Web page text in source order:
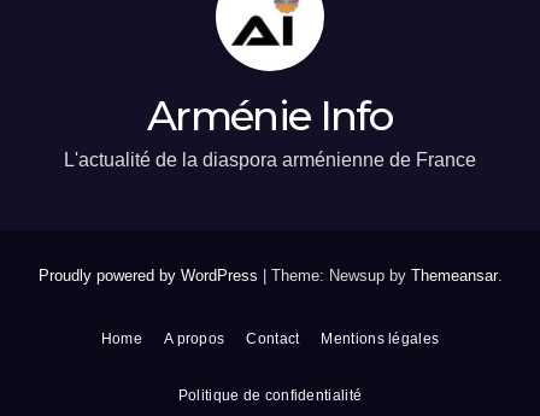
Arménie Info
L'actualité de la diaspora arménienne de France
Proudly powered by WordPress Theme: Newsup by Themeansar.
Home A propos Contact Mentions légales
Politique de confidentialité